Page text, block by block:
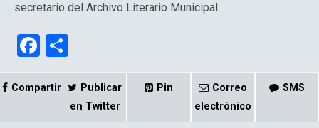
secretario del Archivo Literario Municipal.
F
a
ce
o
m
p
Compartir
Publicar
en Twitter
Pin
Correo
electrónico
SMS